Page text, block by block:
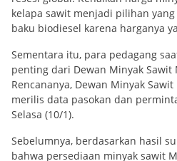
kelapa sawit menjadi pilihan
baku biodiesel karena harganya
Sementara itu, para pedagang
penting dari Dewan Minyak Sawit
Rencananya, Dewan Minyak
merilis data pasokan dan
Selasa (10/1).
Sebelumnya, berdasarkan hasil
bahwa persediaan minyak sawit